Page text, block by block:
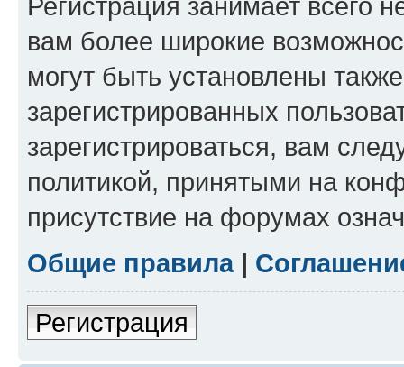
Регистрация занимает всего
вам более широкие
могут быть установлены
зарегистрированных
зарегистрироваться, вам
политикой, принятыми на
присутствие на форумах
Общие правила|
Регистрация